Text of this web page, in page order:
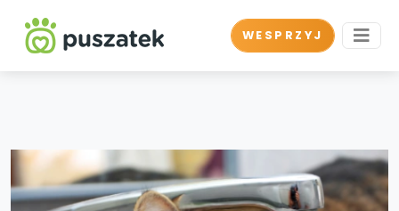
WESPRZYJ